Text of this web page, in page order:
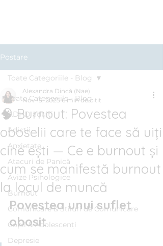
Postare
Toate Categoriile - Blog
ADHD adulți
Adicții
Anxietate
Atacuri de Panică
Avize Psihologice
Burnout
Comunicare & Stiluri de Comunicare
Copii & Adolescenți
Depresie
Toate Categoriile - Blog
🧠 Burnout: Povestea
oboselii care te face să uiți
cine ești — Ce e burnout și
cum se manifestă burnout
la locul de muncă
Alexandra Dincă (Nae)
Nov 15, 2025 6 min de citit
Povestea unui suflet
obosit